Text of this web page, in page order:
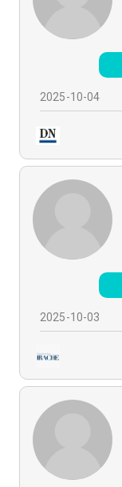
2025-10-04
2025-10-03